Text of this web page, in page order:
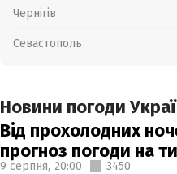
Чернігів
Севастополь
Новини погоди
Від прохолодних
прогноз погоди на
9 серпня, 20:00 3450